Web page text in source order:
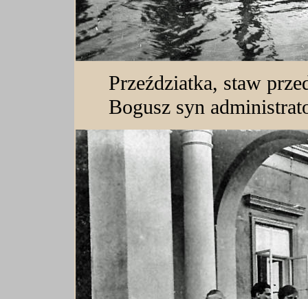
Przeździatka, staw
Bogusz syn